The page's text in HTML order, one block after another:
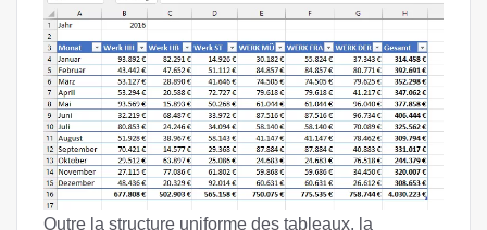
Outre la structure uniforme des tableaux, la